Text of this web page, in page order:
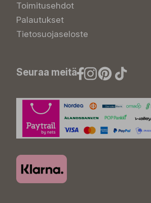
Toimitusehdot
Palautukset
Tietosuojaseloste
Seuraa meitä